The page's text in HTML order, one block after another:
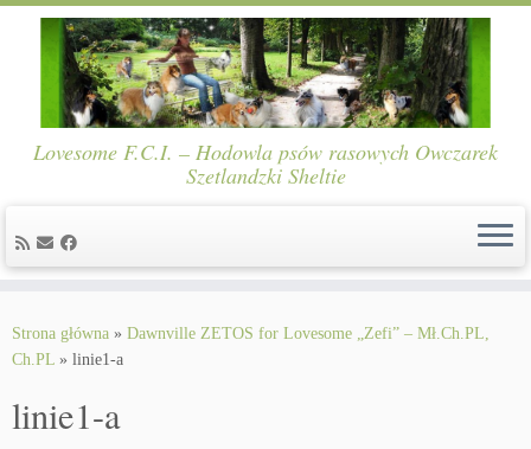
content
Lovesome F.C.I. – Hodowla psów rasowych Owczarek
Szetlandzki Sheltie
Strona główna » Dawnville ZETOS for Lovesome „Zefi” – Mł.Ch.PL,
Ch.PL » linie1-a
linie1-a